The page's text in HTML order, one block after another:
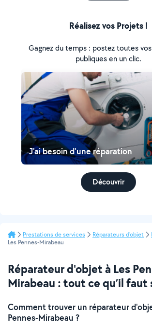
Réalisez vos Projets !
Gagnez du temps : postez toutes
publiques en un clic.
J'ai besoin d'une réparation
Découvrir
Prestations de services Réparateurs d'objet
Les Pennes-Mirabeau
Réparateur d'objet à Les
Mirabeau : tout ce qu’il faut
Comment trouver un réparateur
Pennes-Mirabeau ?